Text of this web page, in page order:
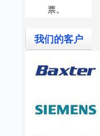
票。
我们的客户